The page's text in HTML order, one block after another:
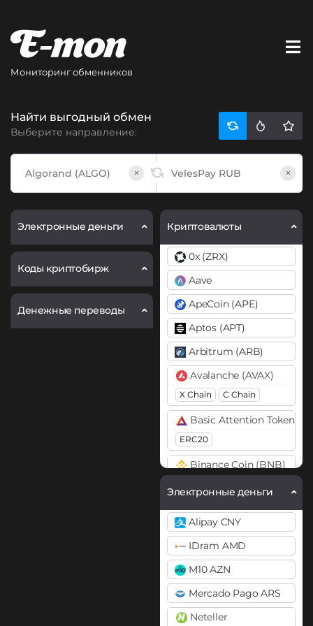
Мониторинг обменников
Найти выгодный обмен
Выберите направление:
× ×
Электронные деньги
Коды криптобирж
Денежные переводы
Криптовалюты
0x (ZRX)
Aave
ApeCoin (APE)
Aptos (APT)
Arbitrum (ARB)
Avalanche (AVAX)
X Chain C Chain
Basic Attention Token
ERC20
Binance Coin (BNB)
Bitcoin (BTC)
BTC BEP20
Bitcoin Cash (BCH)
Bitcoin SV (BSV)
BitTorrent (BTT)
Электронные деньги
Alipay CNY
IDram AMD
M10 AZN
Mercado Pago ARS
Neteller